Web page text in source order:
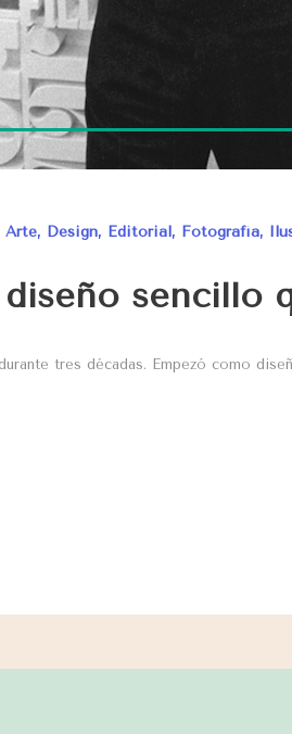
Arte, Design, Editorial, Fotografía,
sencillo
tres décadas. Empezó como